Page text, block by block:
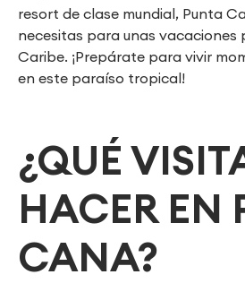
resort de clase mundial, Punta
necesitas para unas vacaciones
Caribe. ¡Prepárate para vivir
en este paraíso tropical!
¿QUÉ
HACER EN
CANA?